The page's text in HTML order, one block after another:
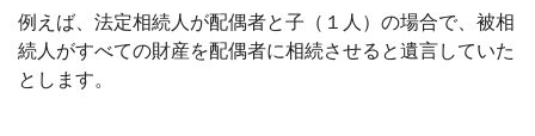
例えば、法定相続人が配偶者と子（１人）の場合で、被相
続人がすべての財産を配偶者に相続させると遺言していた
とします。